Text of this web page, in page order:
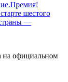
шестого
страны —
на официальном